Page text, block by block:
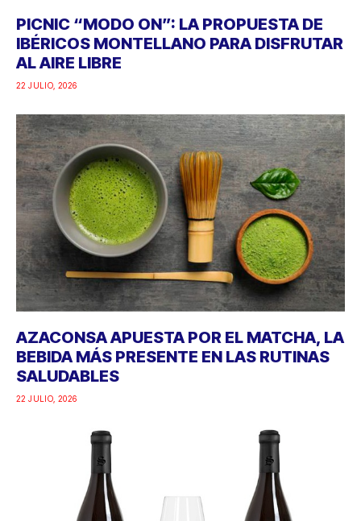
PICNIC “MODO ON”: LA PROPUESTA DE
IBÉRICOS MONTELLANO PARA DISFRUTAR
AL AIRE LIBRE
22 JULIO, 2026
AZACONSA APUESTA POR EL MATCHA, LA
BEBIDA MÁS PRESENTE EN LAS RUTINAS
SALUDABLES
22 JULIO, 2026